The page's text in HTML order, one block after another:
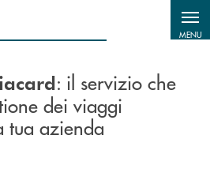
MENU
: il servizio che
dei viaggi
tua azienda